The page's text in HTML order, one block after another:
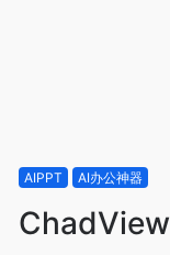
AIPPT AI办公神器
ChadView